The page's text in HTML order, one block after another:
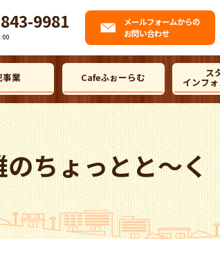
9981 メールフォームからの
お問い合わせ
事業 Cafeふぉーらむ ス
インフ
ちょっとと～く